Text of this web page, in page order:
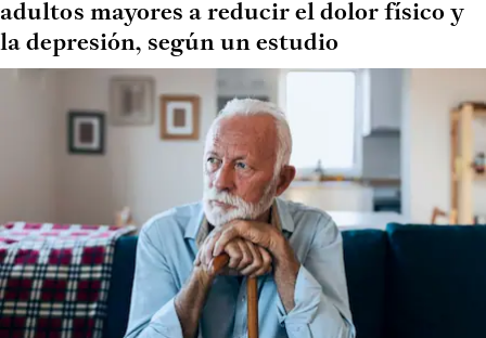
adultos mayores a reducir el dolor físico y
la depresión, según un estudio